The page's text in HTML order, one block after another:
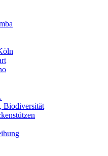
Biodiversität